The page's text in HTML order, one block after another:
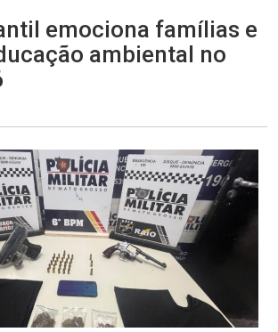
emociona famílias e
ambiental no